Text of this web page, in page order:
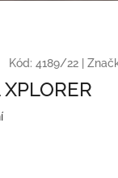
Kód: 4189/22